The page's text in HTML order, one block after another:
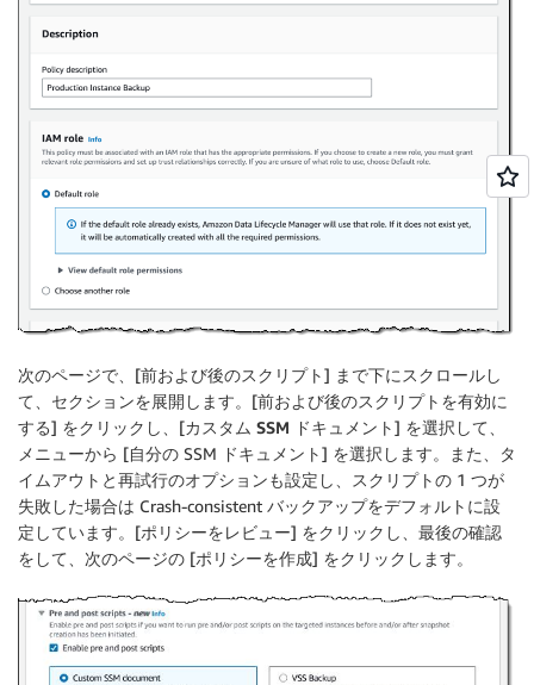
次のページで、[前および後のスクリプト] まで下にスクロールし
て、セクションを展開します。[前および後のスクリプトを有効に
する] をクリックし、[カスタム SSM ドキュメント] を選択して、
メニューから [自分の SSM ドキュメント] を選択します。また、タ
イムアウトと再試行のオプションも設定し、スクリプトの 1 つが
失敗した場合は Crash-consistent バックアップをデフォルトに設
定しています。[ポリシーをレビュー] をクリックし、最後の確認
をして、次のページの [ポリシーを作成] をクリックします。